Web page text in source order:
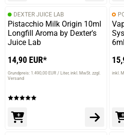
Die Bewertung erfolgte ohne
01.05.2025 — via
Die Bewertung erfolgte ohne
DEXTER JUICE LAB
Pistacchio Milk Origin 10ml
Longfill Aroma by Dexter's
Juice Lab
14,90 EUR*
Grundpreis: 1.490,00 EUR / Liter inkl. MwSt. zzgl.
Versand
inkl.